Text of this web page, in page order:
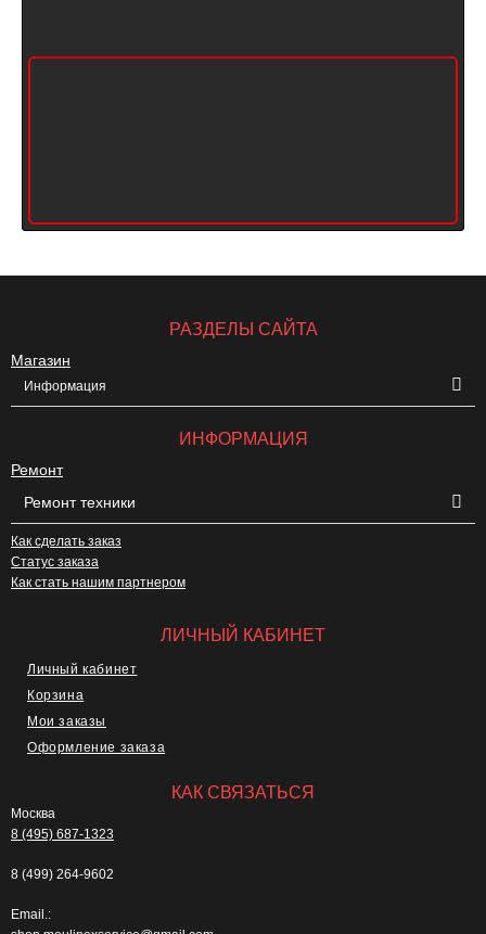
РАЗДЕЛЫ САЙТА
Магазин
Информация
ИНФОРМАЦИЯ
Ремонт
Ремонт техники
Как сделать заказ
Статус заказа
Как стать нашим партнером
ЛИЧНЫЙ КАБИНЕТ
Личный кабинет
Корзина
Мои заказы
Оформление заказа
КАК СВЯЗАТЬСЯ
Москва
8 (495) 687-1323
8 (499) 264-9602
Email.: